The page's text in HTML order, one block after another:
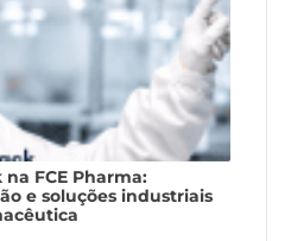
na FCE Pharma:
e soluções industriais